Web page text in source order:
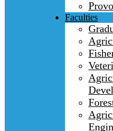
Faculties